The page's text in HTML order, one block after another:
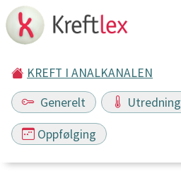
KREFT I ANALKANALEN
Generelt
Utredning
Oppfølging